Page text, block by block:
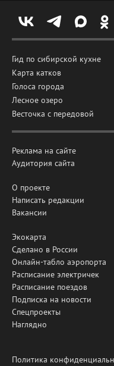
Гид по сибирской кухне
Карта катков
Голоса города
Лесное озеро
Весточка с передовой
Реклама на сайте
Аудитория сайта
О проекте
Написать редакции
Вакансии
Экокарта
Сделано в России
Онлайн-табло аэропорта
Расписание электричек
Расписание поездов
Подписка на новости
Спецпроекты
Наглядно
Политика